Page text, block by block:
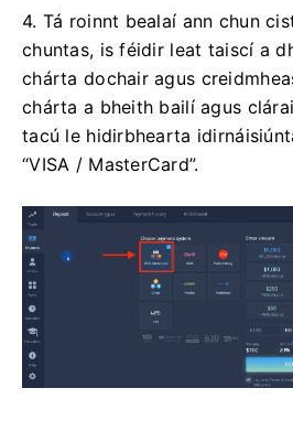
4. Tá roinnt bealaí ann chun
chuntas, is féidir leat taiscí a
chárta dochair agus
chárta a bheith bailí agus
tacú le hidirbhearta
“VISA / MasterCard”.